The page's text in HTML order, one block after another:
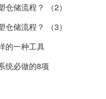
储流程？ （2）
储流程？ （3）
的一种工具
统必做的8项